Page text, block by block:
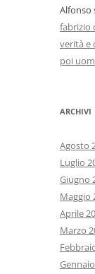
Alfonso
fabrizio
verità e
poi
ARCHIVI
Agosto
Luglio
Giugno
Maggio
Aprile
Marzo